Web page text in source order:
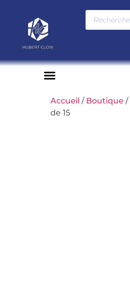
Accueil / Boutique /
de 15